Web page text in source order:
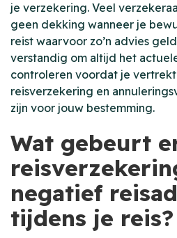
je verzekering. Veel
geen dekking wanneer je
reist waarvoor zo’n advies
verstandig om altijd het
controleren voordat je
reisverzekering en
zijn voor jouw bestemming.
Wat gebeurt
negatief
tijdens je reis?